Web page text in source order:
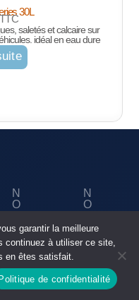
30L
TTC
saletés et calcaire sur
idéal en eau dure
rechercher
N
O
S
C
O
N
TA
C
N
O
R
É
S
A
U
garantir la meilleure
continuez à utiliser ce site,
en êtes satisfait.
de confidentialité